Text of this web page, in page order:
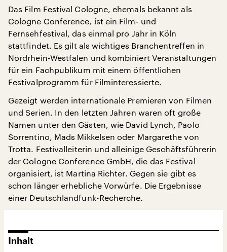
Das Film Festival Cologne, ehemals bekannt als
Cologne Conference, ist ein Film- und
Fernsehfestival, das einmal pro Jahr in Köln
stattfindet. Es gilt als wichtiges Branchentreffen in
Nordrhein-Westfalen und kombiniert Veranstaltungen
für ein Fachpublikum mit einem öffentlichen
Festivalprogramm für Filminteressierte.
Gezeigt werden internationale Premieren von Filmen
und Serien. In den letzten Jahren waren oft große
Namen unter den Gästen, wie David Lynch, Paolo
Sorrentino, Mads Mikkelsen oder Margarethe von
Trotta. Festivalleiterin und alleinige Geschäftsführerin
der Cologne Conference GmbH, die das Festival
organisiert, ist Martina Richter. Gegen sie gibt es
schon länger erhebliche Vorwürfe. Die Ergebnisse
einer Deutschlandfunk-Recherche.
Inhalt